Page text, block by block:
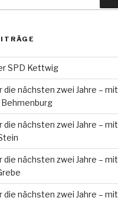
SPD Kettwig
die nächsten zwei Jahre – mit
die nächsten zwei Jahre – mit
die nächsten zwei Jahre – mit
die nächsten zwei Jahre – mit